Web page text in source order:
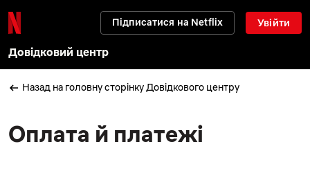
Підписатися на Netflix Увійти
Довідковий центр
Назад на головну сторінку Довідкового центру
Оплата й платежі